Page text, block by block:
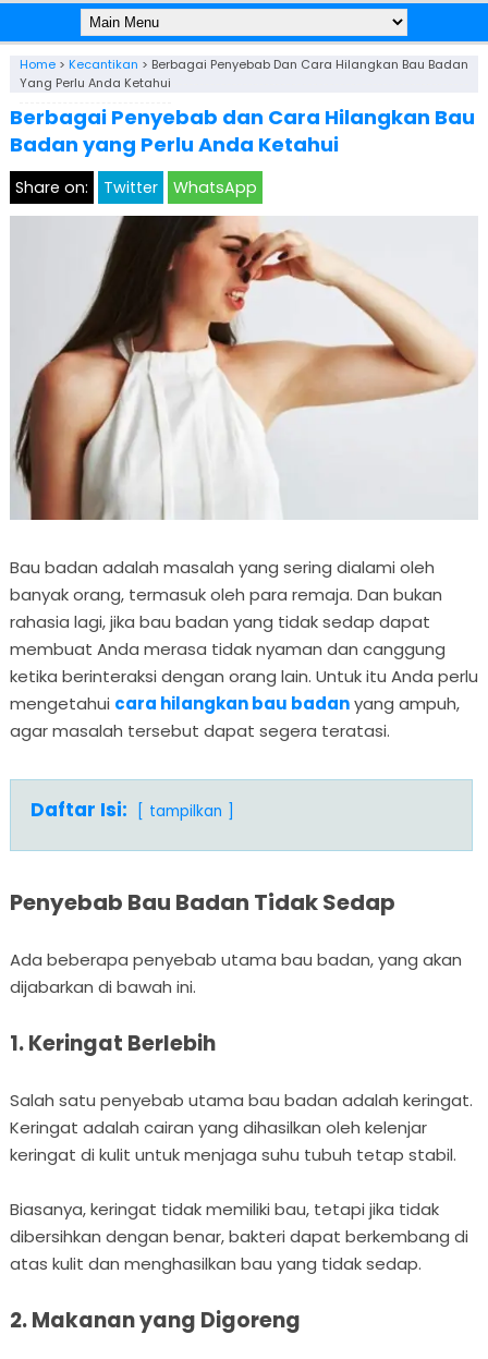
Home> Kecantikan > Berbagai Penyebab Dan Cara Hilangkan Bau Badan
Yang Perlu Anda Ketahui
Berbagai Penyebab dan Cara Hilangkan Bau
Badan yang Perlu Anda Ketahui
Share on: Twitter WhatsApp
Bau badan adalah masalah yang sering dialami oleh
banyak orang, termasuk oleh para remaja. Dan bukan
rahasia lagi, jika bau badan yang tidak sedap dapat
membuat Anda merasa tidak nyaman dan canggung
ketika berinteraksi dengan orang lain. Untuk itu Anda perlu
mengetahui cara hilangkan bau badanyang ampuh,
agar masalah tersebut dapat segera teratasi.
Daftar Isi: tampilkan
Penyebab Bau Badan Tidak Sedap
Ada beberapa penyebab utama bau badan, yang akan
dijabarkan di bawah ini.
1. Keringat Berlebih
Salah satu penyebab utama bau badan adalah keringat.
Keringat adalah cairan yang dihasilkan oleh kelenjar
keringat di kulit untuk menjaga suhu tubuh tetap stabil.
Biasanya, keringat tidak memiliki bau, tetapi jika tidak
dibersihkan dengan benar, bakteri dapat berkembang di
atas kulit dan menghasilkan bau yang tidak sedap.
2. Makanan yang Digoreng